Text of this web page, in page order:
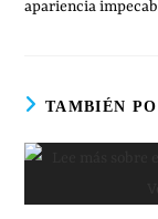
apariencia
TAMBIÉN